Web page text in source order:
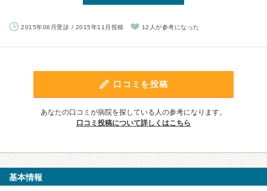
2015年06月受診 / 2015年11月投稿 12人が参考になった
口コミを投稿
あなたの口コミが病院を探している人の参考になります。
口コミ投稿について詳しくはこちら
基本情報